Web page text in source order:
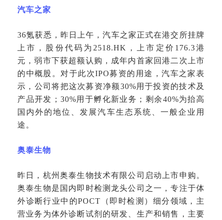
汽车之家
36氪获悉，昨日上午，汽车之家正式在港交所挂牌
上市，股份代码为2518.HK，上市定价176.3港
元，弱市下获超额认购，成年内首家回港二次上市
的中概股。对于此次IPO募资的用途，汽车之家表
示，公司将把这次募资净额30%用于投资的技术及
产品开发；30%用于孵化新业务；剩余40%为抬高
国内外的地位、发展汽车生态系统、一般企业用
途。
奥泰生物
昨日，杭州奥泰生物技术有限公司启动上市申购。
奥泰生物是国内即时检测龙头公司之一，专注于体
外诊断行业中的POCT（即时检测）细分领域，主
营业务为体外诊断试剂的研发、生产和销售，主要